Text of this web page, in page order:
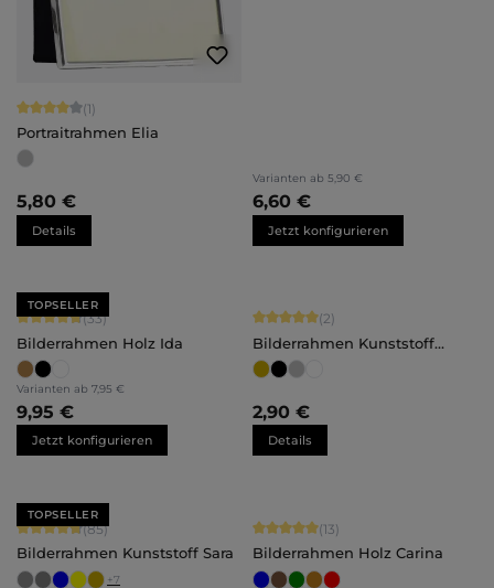
Durchschnittliche Bewertung von 4 von 5 Sternen
(1)
Portraitrahmen Elia
5,80 €
Details
Varianten ab 5,90 €
6,60 €
Jetzt konfigurieren
TOPSELLER
Durchschnittliche Bewertung von 4.79 von 5 Sternen
(33)
Bilderrahmen Holz Ida
Varianten ab 7,95 €
9,95 €
Jetzt konfigurieren
Durchschnittliche Bewertung von 5
(2)
Bilderrahmen Kunststoff
Amalia
2,90 €
Details
TOPSELLER
Durchschnittliche Bewertung von 4.71 von 5 Sternen
(85)
Bilderrahmen Kunststoff Sara
+7
Durchschnittliche Bewertung von 5
(13)
Bilderrahmen Holz Carina